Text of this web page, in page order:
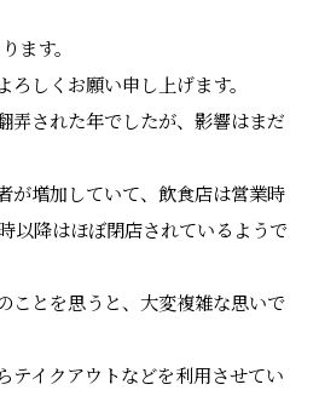
ます。
しくお願い申し上げます。
弄された年でしたが、影響はまだ
が増加していて、飲食店は営業時
以降はほぼ閉店されているようで
ことを思うと、大変複雑な思いで
テイクアウトなどを利用させてい